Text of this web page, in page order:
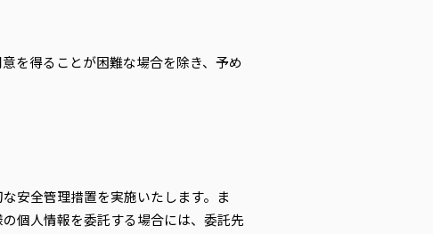
を得ることが困難な場合を除き、予め
安全管理措置を実施いたします。ま
個人情報を委託する場合には、委託先